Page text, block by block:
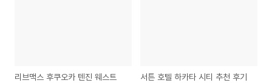
리브맥스 후쿠오카 텐진 웨스트
서튼 호텔 하카타 시티 추천 후기